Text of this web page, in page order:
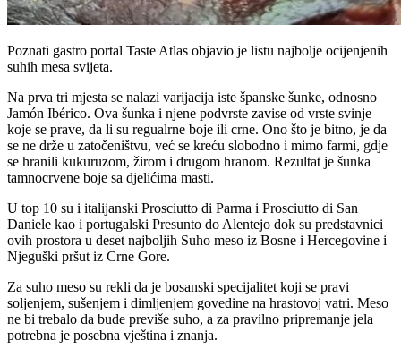
Poznati gastro portal Taste Atlas objavio je listu najbolje ocijenjenih
suhih mesa svijeta.
Na prva tri mjesta se nalazi varijacija iste španske šunke, odnosno
Jamón Ibérico. Ova šunka i njene podvrste zavise od vrste svinje
koje se prave, da li su regualrne boje ili crne. Ono što je bitno, je da
se ne drže u zatočeništvu, već se kreću slobodno i mimo farmi, gdje
se hranili kukuruzom, žirom i drugom hranom. Rezultat je šunka
tamnocrvene boje sa djelićima masti.
U top 10 su i italijanski Prosciutto di Parma i Prosciutto di San
Daniele kao i portugalski Presunto do Alentejo dok su predstavnici
ovih prostora u deset najboljih Suho meso iz Bosne i Hercegovine i
Njeguški pršut iz Crne Gore.
Za suho meso su rekli da je bosanski specijalitet koji se pravi
soljenjem, sušenjem i dimljenjem govedine na hrastovoj vatri. Meso
ne bi trebalo da bude previše suho, a za pravilno pripremanje jela
potrebna je posebna vještina i znanja.